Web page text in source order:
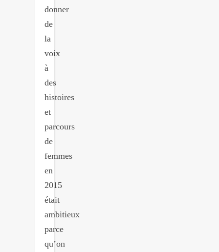
donner
de
la
voix
à
des
histoires
et
parcours
de
femmes
en
2015
était
ambitieux
parce
qu’on